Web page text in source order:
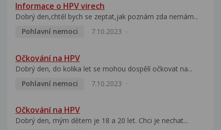
Informace o HPV virech
Dobrý den,chtěl bych se zeptat,jak poznám zda nemám...
Pohlavní nemoci
7.10.2023
Očkování na HPV
Dobrý den, do kolika let se mohou dospělí očkovat na...
Pohlavní nemoci
7.10.2023
Očkování na HPV
Dobrý den, mým dětem je 18 a 20 let. Chci je nechat...